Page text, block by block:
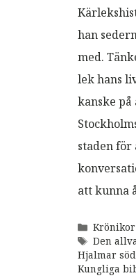
han
med.
lek hans
kanske
staden
att kunna
Etiketter
Den
Hjalmar
Kungliga